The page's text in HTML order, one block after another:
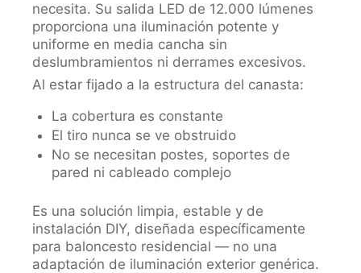
necesita. Su salida LED de 12.000 lúmenes
proporciona una iluminación potente y
uniforme en media cancha sin
deslumbramientos ni derrames excesivos.
Al estar fijado a la estructura del canasta:
La cobertura es constante
El tiro nunca se ve obstruido
No se necesitan postes, soportes de
pared ni cableado complejo
Es una solución limpia, estable y de
instalación DIY, diseñada específicamente
para baloncesto residencial — no una
adaptación de iluminación exterior genérica.